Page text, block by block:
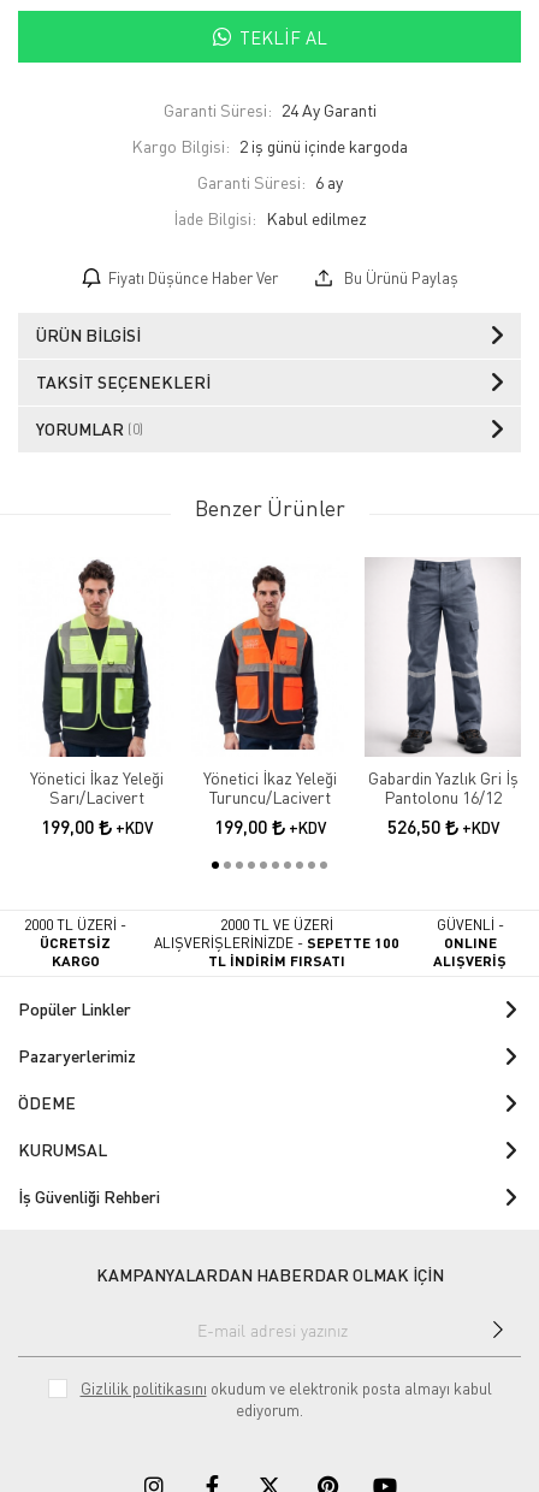
TEKLIF AL
Garanti Süresi: 24 Ay Garanti
Kargo Bilgisi: 2 iş günü içinde kargoda
Garanti Süresi: 6 ay
İade Bilgisi:
Fiyatı Düşünce Haber Ver Bu Ürünü Paylaş
ÜRÜN BILGISI
TAKSIT SEÇENEKLERI
YORUMLAR (0)
Benzer Ürünler
Yönetici İkaz Yeleği
Sarı/Lacivert
199,00 +KDV
Yönetici İkaz Yeleği
Turuncu/Lacivert
199,00 +KDV
Gabardin Yazlık Gri İş
Pantolonu 16/12
526,50 +KDV
2000 TL ÜZERİ -
ÜCRETSİZ
KARGO
2000 TL VE ÜZERİ
ALIŞVERİŞLERİNİZDE -SEPETTE 100
TL İNDİRİM FIRSATI
GÜVENLİ -
ONLINE
ALIŞVERİŞ
Popüler Linkler
Pazaryerlerimiz
ÖDEME
KURUMSAL
İş Güvenliği Rehberi
KAMPANYALARDAN HABERDAR OLMAK İÇİN
Gizlilik politikasını okudum ve elektronik posta almayı kabul
ediyorum.